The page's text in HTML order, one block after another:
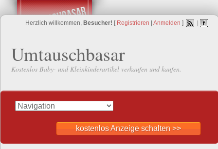
Herzlich willkommen, Besucher! [ Registrieren Anmelden ]
Umtauschbasar
Kostenlos Baby- und Kleinkinderartikel verkaufen und kaufen.
kostenlos Anzeige schalten >>